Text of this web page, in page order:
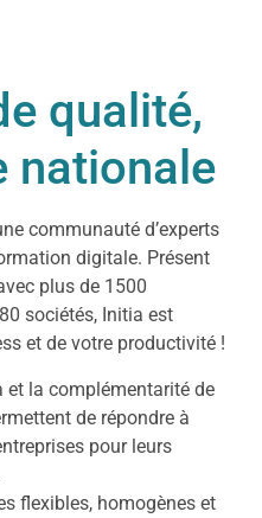
qualité,
nationale
communauté d’experts
digitale. Présent
plus de 1500
sociétés, Initia est
et de votre productivité !
et la complémentarité de
de répondre à
pour leurs
flexibles, homogènes et